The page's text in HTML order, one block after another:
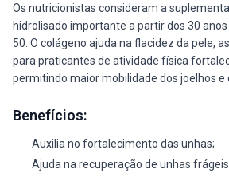
Os nutricionistas consideram a
hidrolisado importante a partir dos 30 anos
50. O colágeno ajuda na flacidez da pele,
para praticantes de atividade física
permitindo maior mobilidade dos joelhos e
Benefícios:
Auxilia no fortalecimento das unhas;
Ajuda na recuperação de unhas